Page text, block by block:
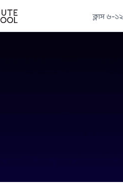
ক্লাস ৬-১২